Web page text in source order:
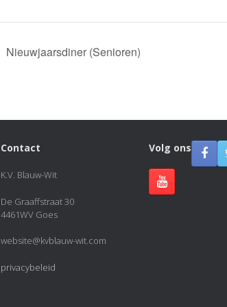
Nieuwjaarsdiner (Senioren)
Contact
K.V. Blauw-Wit
De Graaffstraat 30
4461WV Goes
website@kvblauw-wit.com
privacybeleid
Volg ons